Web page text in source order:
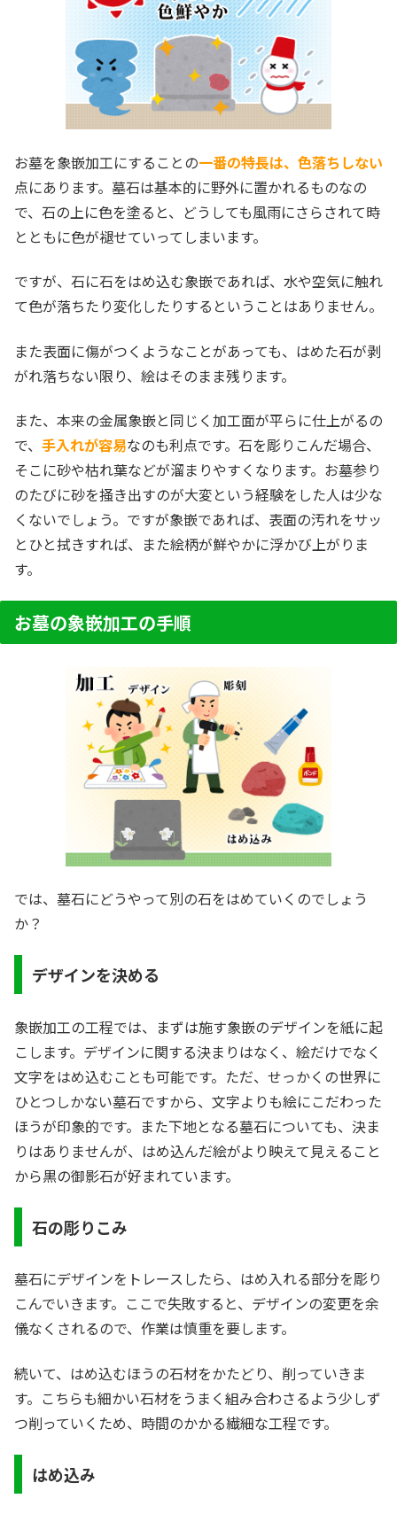
お墓を象嵌加工にすることの一番の特長は、色落ちしない
点にあります。墓石は基本的に野外に置かれるものなの
で、石の上に色を塗ると、どうしても風雨にさらされて時
とともに色が褪せていってしまいます。
ですが、石に石をはめ込む象嵌であれば、水や空気に触れ
て色が落ちたり変化したりするということはありません。
また表面に傷がつくようなことがあっても、はめた石が剥
がれ落ちない限り、絵はそのまま残ります。
また、本来の金属象嵌と同じく加工面が平らに仕上がるの
で、 手入れが容易なのも利点です。石を彫りこんだ場合、
そこに砂や枯れ葉などが溜まりやすくなります。お墓参り
のたびに砂を掻き出すのが大変という経験をした人は少な
くないでしょう。ですが象嵌であれば、表面の汚れをサッ
とひと拭きすれば、また絵柄が鮮やかに浮かび上がりま
す。
お墓の象嵌加工の手順
では、墓石にどうやって別の石をはめていくのでしょう
か？
デザインを決める
象嵌加工の工程では、まずは施す象嵌のデザインを紙に起
こします。デザインに関する決まりはなく、絵だけでなく
文字をはめ込むことも可能です。ただ、せっかくの世界に
ひとつしかない墓石ですから、文字よりも絵にこだわった
ほうが印象的です。また下地となる墓石についても、決ま
りはありませんが、はめ込んだ絵がより映えて見えること
から黒の御影石が好まれています。
石の彫りこみ
墓石にデザインをトレースしたら、はめ入れる部分を彫り
こんでいきます。ここで失敗すると、デザインの変更を余
儀なくされるので、作業は慎重を要します。
続いて、はめ込むほうの石材をかたどり、削っていきま
す。こちらも細かい石材をうまく組み合わさるよう少しず
つ削っていくため、時間のかかる繊細な工程です。
はめ込み